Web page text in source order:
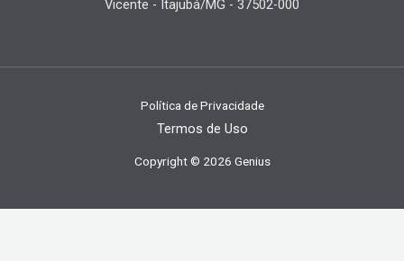
Vicente - Itajubá/MG - 37502-000
Política de Privacidade
Termos de Uso
Copyright © 2026 Genius